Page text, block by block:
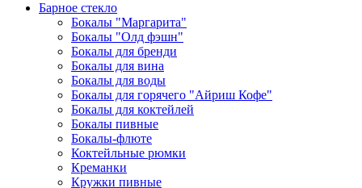
Барное стекло
Бокалы "Маргарита"
Бокалы "Олд фэшн"
Бокалы для бренди
Бокалы для вина
Бокалы для воды
Бокалы для горячего "Айриш Кофе"
Бокалы для коктейлей
Бокалы пивные
Бокалы-флюте
Коктейльные рюмки
Креманки
Кружки пивные